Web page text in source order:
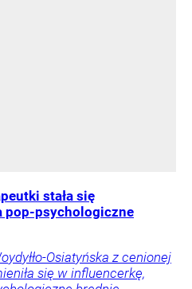
stała się
pop-psychologiczne
Osiatyńska z cenionej
się w influencerkę,